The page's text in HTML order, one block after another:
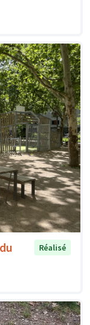
Réalisé